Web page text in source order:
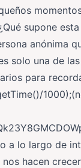
supone
anónima
solo una de
para
a lo largo de
hacen